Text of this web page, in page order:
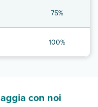
75%
100%
con noi